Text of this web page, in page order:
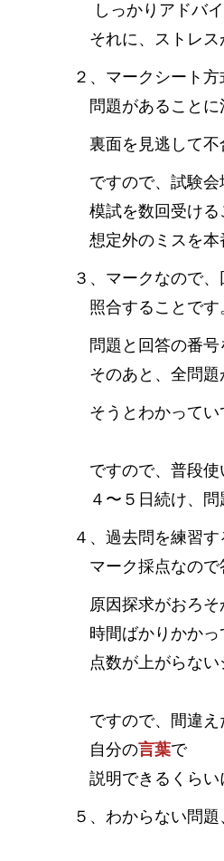
しっかりアドバイ
それに、ストレス
２、マークシート方
問題があることに
裏面を見逃して不
ですので、試験会
模試を数回受ける
想定外のミスを本
３、マークなので
照合することです
問題と回答の番号
そのあと、全問題
そうとわかってい
ですので、普段使
４〜５日続け、問
４、過去問を練習す
マーク採点なので
原因探求がおろそ
時間ばかりかかっ
点数が上がらない
ですので、間違え
自分の言葉で
説明できるくらい
５、わからない問